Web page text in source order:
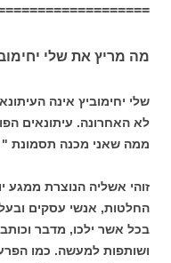
מה מריץ את שלי
שלי יחימוביץ אינה
לא האחרונה. עיתונאים
ממה שאני מכנה תסמונת
זוהי אשליה הנוצרת ממגע
החלטות, אנשי עסקים
בכל אשר ילכו, מדבר
ושותפות למעשה. כמו